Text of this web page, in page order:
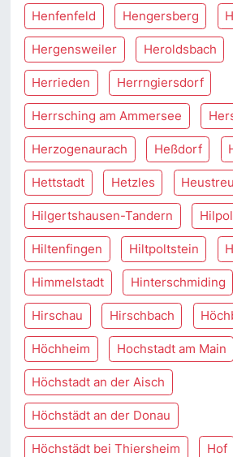
Henfenfeld Hengersberg
Hergensweiler Heroldsbach
Herrieden Herrngiersdorf
Herrsching am Ammersee
Herzogenaurach Heßdorf
Hettstadt Hetzles Heustreu
Hilgertshausen-Tandern
Hiltenfingen Hiltpoltstein
Himmelstadt Hinterschmiding
Hirschau Hirschbach
Höchheim Hochstadt am Main
Höchstadt an der Aisch
Höchstädt an der Donau
Höchstädt bei Thiersheim Hof